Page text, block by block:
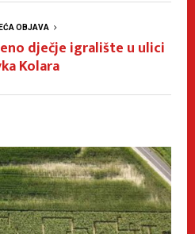
OBJAVA
dječje igralište u ulici
Kolara